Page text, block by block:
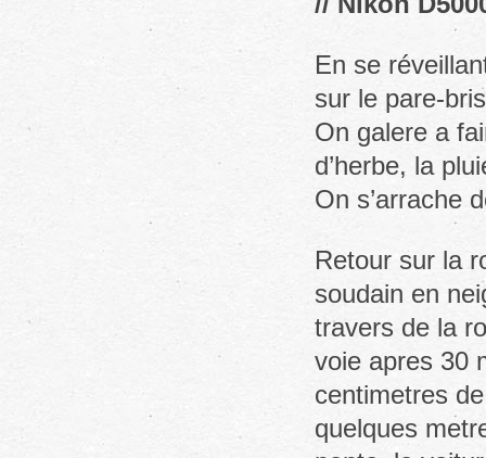
En se
sur le pare-
On galere a
d’herbe, la
On s’arrache
Retour sur la
soudain en
travers de la
voie apres 30
centimetres
quelques